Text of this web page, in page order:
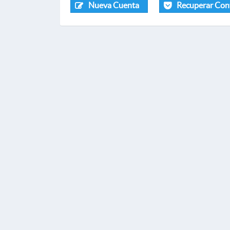
Nueva Cuenta Recuperar